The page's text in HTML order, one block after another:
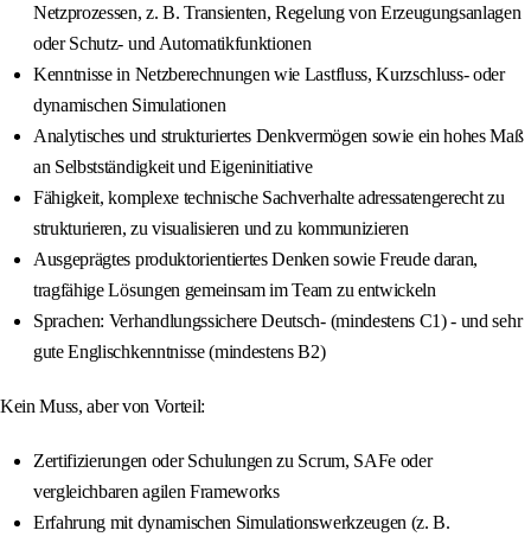
Netzprozessen, z. B. Transienten, Regelung von Erzeugungsanlagen
oder Schutz- und Automatikfunktionen
Kenntnisse in Netzberechnungen wie Lastfluss, Kurzschluss- oder
dynamischen Simulationen
Analytisches und strukturiertes Denkvermögen sowie ein hohes Maß
an Selbstständigkeit und Eigeninitiative
Fähigkeit, komplexe technische Sachverhalte adressatengerecht zu
strukturieren, zu visualisieren und zu kommunizieren
Ausgeprägtes produktorientiertes Denken sowie Freude daran,
tragfähige Lösungen gemeinsam im Team zu entwickeln
Sprachen: Verhandlungssichere Deutsch- (mindestens C1) - und sehr
gute Englischkenntnisse (mindestens B2)
Kein Muss, aber von Vorteil:
Zertifizierungen oder Schulungen zu Scrum, SAFe oder
vergleichbaren agilen Frameworks
Erfahrung mit dynamischen Simulationswerkzeugen (z. B.